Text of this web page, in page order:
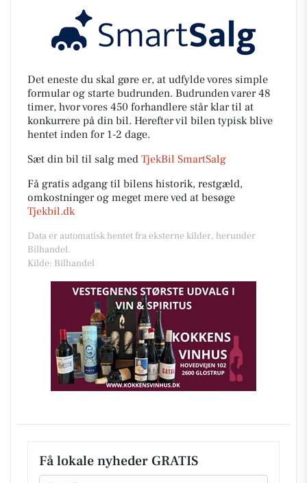
Det eneste du skal gøre er, at udfylde vores simple
formular og starte budrunden. Budrunden varer 48
timer, hvor vores 450 forhandlere står klar til at
konkurrere på din bil. Herefter vil bilen typisk blive
hentet inden for 1-2 dage.
Sæt din bil til salg med TjekBil SmartSalg
Få gratis adgang til bilens historik, restgæld,
omkostninger og meget mere ved at besøge
Tjekbil.dk
Data er automatisk hentet fra eksterne kilder, herunder
Bilhandel.
Kilde: Bilhandel
Få lokale nyheder GRATIS